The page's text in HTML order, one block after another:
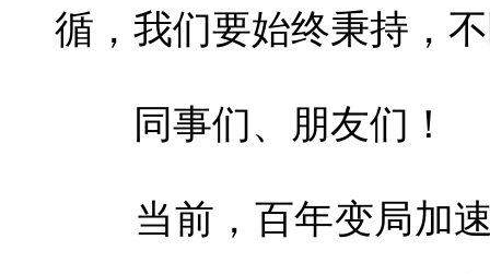
循，我们要始终秉持，
同事们、朋友们！
当前，百年变局加速